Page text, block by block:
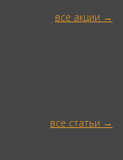
все акции
все статьи